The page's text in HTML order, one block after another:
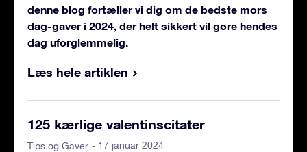
denne blog fortæller vi dig om de bedste mors
dag-gaver i 2024, der helt sikkert vil gøre hendes
dag uforglemmelig.
Læs hele artiklen
125 kærlige valentinscitater
Tips og Gaver - 17 januar 2024